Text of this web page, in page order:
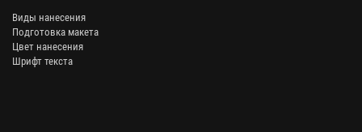
Виды нанесения
Подготовка макета
Цвет нанесения
Шрифт текста